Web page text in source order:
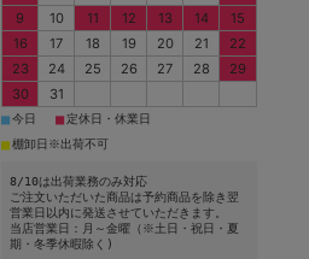
9
10 11 12 13 14
15
16
17 18 19 20 21
22
23
24 25 26 27 28
29
30
31
■ 今日 ■ 定休日・休業日
■棚卸日※出荷不可
8/10は出荷業務のみ対応
ご注文いただいた商品は予約商品を除き翌
営業日以内に発送させていただきます。
当店営業日：月～金曜（※土日・祝日・夏
期・冬季休暇除く)